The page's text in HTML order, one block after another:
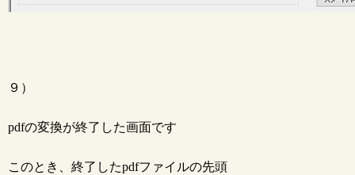
９）
pdfの変換が終了した画面です
このとき、終了したpdfファイルの先頭